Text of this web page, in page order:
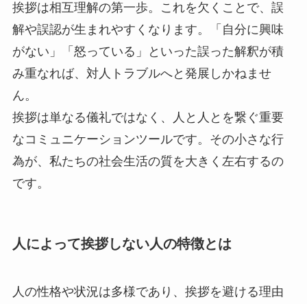
挨拶は相互理解の第一歩。これを欠くことで、誤
解や誤認が生まれやすくなります。「自分に興味
がない」「怒っている」といった誤った解釈が積
み重なれば、対人トラブルへと発展しかねませ
ん。
挨拶は単なる儀礼ではなく、人と人とを繋ぐ重要
なコミュニケーションツールです。その小さな行
為が、私たちの社会生活の質を大きく左右するの
です。
人によって挨拶しない人の特徴とは
人の性格や状況は多様であり、挨拶を避ける理由